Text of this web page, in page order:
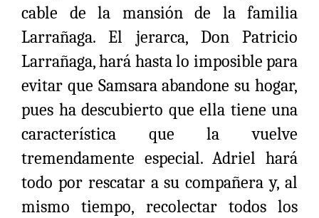
cable de la mansión de la familia
Larrañaga. El jerarca, Don Patricio
Larrañaga, hará hasta lo imposible para
evitar que Samsara abandone su hogar,
pues ha descubierto que ella tiene una
característica que la vuelve
tremendamente especial. Adriel hará
todo por rescatar a su compañera y, al
mismo tiempo, recolectar todos los